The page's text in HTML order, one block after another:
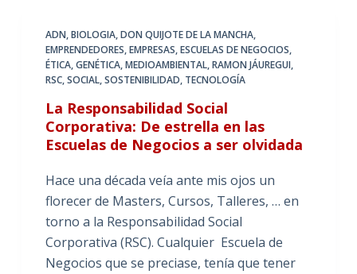
ADN,BIOLOGIA,DON QUIJOTE DE LA MANCHA,
EMPRENDEDORES,EMPRESAS,ESCUELAS DE NEGOCIOS,
ÉTICA,GENÉTICA,MEDIOAMBIENTAL,RAMON JÁUREGUI,
RSC,SOCIAL,SOSTENIBILIDAD, TECNOLOGÍA
La Responsabilidad Social
Corporativa: De estrella en las
Escuelas de Negocios a ser olvidada
Hace una década veía ante mis ojos un
florecer de Masters, Cursos, Talleres, … en
torno a la Responsabilidad Social
Corporativa (RSC). Cualquier Escuela de
Negocios que se preciase, tenía que tener